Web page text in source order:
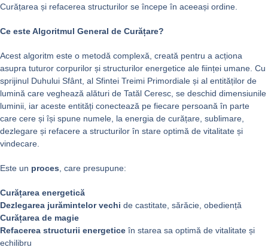
Curățarea și refacerea structurilor se începe în aceeași ordine.
Ce este Algoritmul General de Curățare?
Acest algoritm este o metodă complexă, creată pentru a acționa
asupra tuturor corpurilor și structurilor energetice ale ființei umane. Cu
sprijinul Duhului Sfânt, al Sfintei Treimi Primordiale și al entităților de
lumină care veghează alături de Tatăl Ceresc, se deschid dimensiunile
luminii, iar aceste entități conectează pe fiecare persoană în parte
care cere și își spune numele, la energia de curățare, sublimare,
dezlegare și refacere a structurilor în stare optimă de vitalitate și
vindecare.
Este un proces, care presupune:
Curățarea energetică
Dezlegarea jurămintelor vechi de castitate, sărăcie, obediență
Curățarea de magie
Refacerea structurii energetice în starea sa optimă de vitalitate și
echilibru